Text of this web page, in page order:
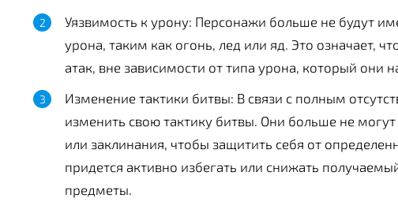
Уязвимость к урону: Персонажи больше не будут
урона, таким как огонь, лед или яд. Это означает,
атак, вне зависимости от типа урона, который они
Изменение тактики битвы: В связи с полным
изменить свою тактику битвы. Они больше не
или заклинания, чтобы защитить себя от
придется активно избегать или снижать
предметы.